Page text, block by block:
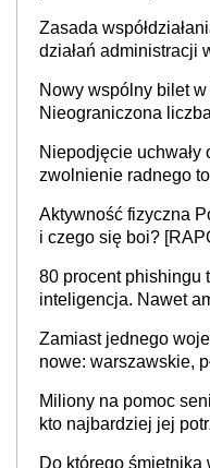
Zasada
działań administracji
Nowy wspólny bilet
Nieograniczona
Niepodjęcie uchwały
zwolnienie radnego
sprawy
Aktywność fizyczna
i czego się boi?
80 procent phishingu
inteligencja. Nawet
Zamiast jednego
nowe: warszawskie,
stołecznych
Miliony na pomoc
kto najbardziej jej
Do którego śmietnika